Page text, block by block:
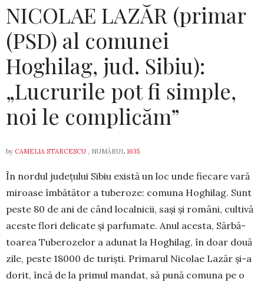
NICOLAE LAZĂR (primar
(PSD) al comunei
Hoghilag, jud. Sibiu):
„Lucrurile pot fi simple,
noi le complicăm”
by CAMELIA STARCESCU , NUMĂRUL 1635
În nordul județului Sibiu există un loc unde fiecare vară
miroase îmbătător a tuberoze: comuna Hoghilag. Sunt
peste 80 de ani de când localnicii, sași și români, cultivă
aceste flori delicate și parfumate. Anul acesta, Sărbă­
toa­rea Tuberozelor a adunat la Hoghilag, în doar două
zile, peste 18000 de turiști. Primarul Nicolae Lazăr și-a
dorit, încă de la primul mandat, să pună comu­na pe o